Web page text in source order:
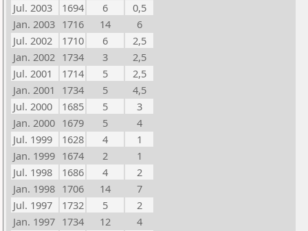
Jul. 2003
1694 6
0,5
Jan. 2003 1716 14
6
Jul. 2002
1710 6
2,5
Jan. 2002 1734 3
2,5
Jul. 2001
1714 5
2,5
Jan. 2001
1734 5
4,5
Jul. 2000
1685 5
3
Jan. 2000 1679 5
4
Jul. 1999
1628 4
1
Jan. 1999 1674 2
1
Jul. 1998
1686 4
2
Jan. 1998 1706 14
7
Jul. 1997
1732 5
2
Jan. 1997 1734 12
4